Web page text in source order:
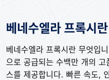
베네수엘라 프록시
베네수엘라 프록시란 무엇입
으로 공급되는 수백만 개의
스를 제공합니다. 빠른 속도,